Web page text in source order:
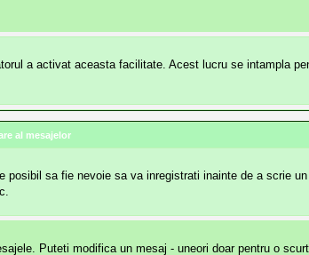
a activat aceasta facilitate. Acest lucru se intampla
al mesajelor
sa fie nevoie sa va inregistrati inainte de a scrie
Puteti modifica un mesaj - uneori doar pentru o